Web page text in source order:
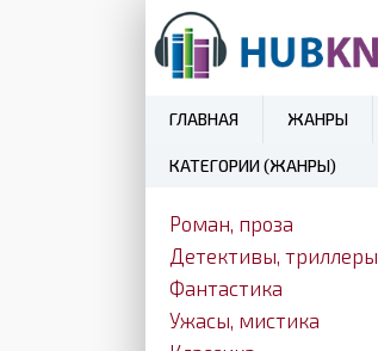
ГЛАВНАЯ ЖАНРЫ
КАТЕГОРИИ (ЖАНРЫ)
Роман, проза
Детективы, триллеры
Фантастика
Ужасы, мистика